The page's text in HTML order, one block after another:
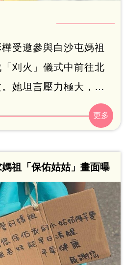
樺受邀參與白沙屯媽祖
刈火」儀式中前往北
她坦言壓力極大，不
信眾姓名，還需長時間
好「包尿布上陣」的準
祖「保佑姑姑」畫面曝